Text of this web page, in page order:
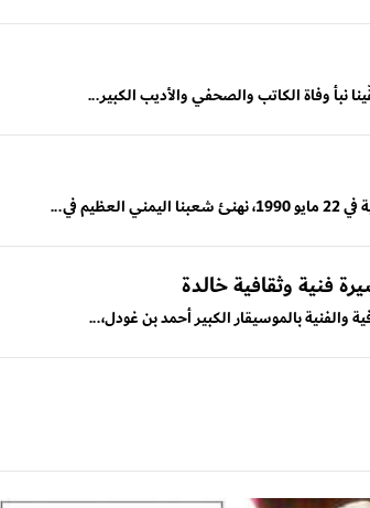
نبأ وفاة الكاتب والصحفي والأديب الكبير...
في...
فنية وثقافية خالدة
والفنية بالموسيقار الكبير أحمد بن غودل،...